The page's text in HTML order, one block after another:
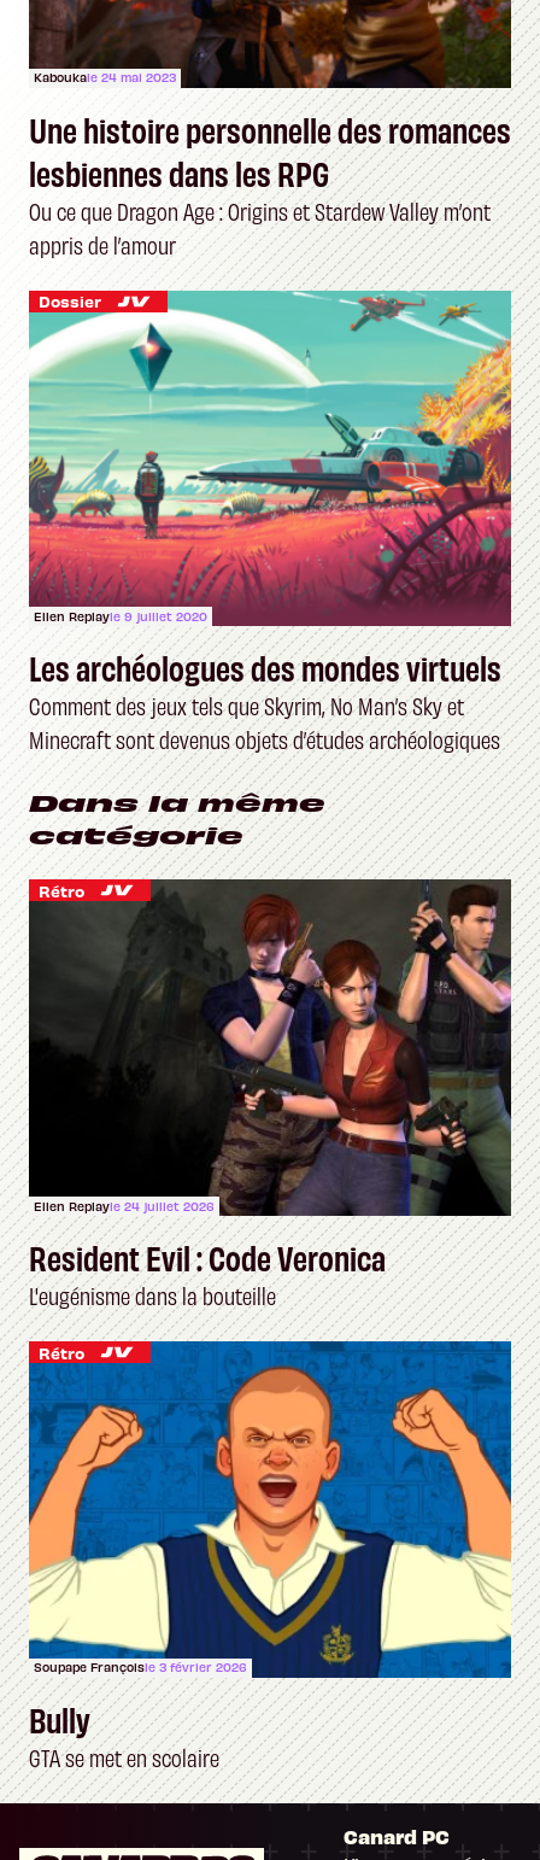
Kaboukale 24 mai 2023
Une histoire personnelle des romances
lesbiennes dans les RPG
Ou ce que Dragon Age : Origins et Stardew Valley m’ont
appris de l’amour
Dossier
Ellen Replayle 9 juillet 2020
Les archéologues des mondes virtuels
Comment des jeux tels que Skyrim, No Man’s Sky et
Minecraft sont devenus objets d’études archéologiques
Dans la même
catégorie
Rétro
Ellen Replayle 24 juillet 2026
Resident Evil : Code Veronica
L'eugénisme dans la bouteille
Rétro
Soupape Françoisle 3 février 2026
Bully
GTA se met en scolaire
Canard PC